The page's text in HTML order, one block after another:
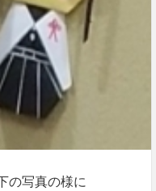
の写真の様に